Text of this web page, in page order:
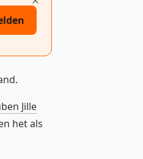
Jille
het als